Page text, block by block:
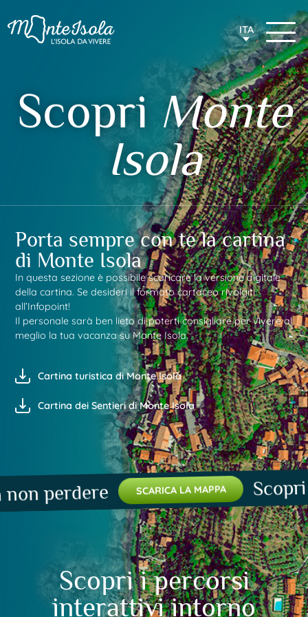
ITA
Scopri Monte
Isola
Porta sempre con te la cartina
di Monte Isola
In questa sezione è possibile scaricare la versione digitale
della cartina. Se desideri il formato cartaceo rivolgiti
all’Infopoint!
Il personale sarà ben lieto di poterti consigliare per vivere al
meglio la tua vacanza su Monte Isola.
Cartina turistica di Monte Isola
Cartina dei Sentieri di Monte Isola
SCARICA LA MAPPA Scopri i
Scopri i percorsi
interattivi intorno